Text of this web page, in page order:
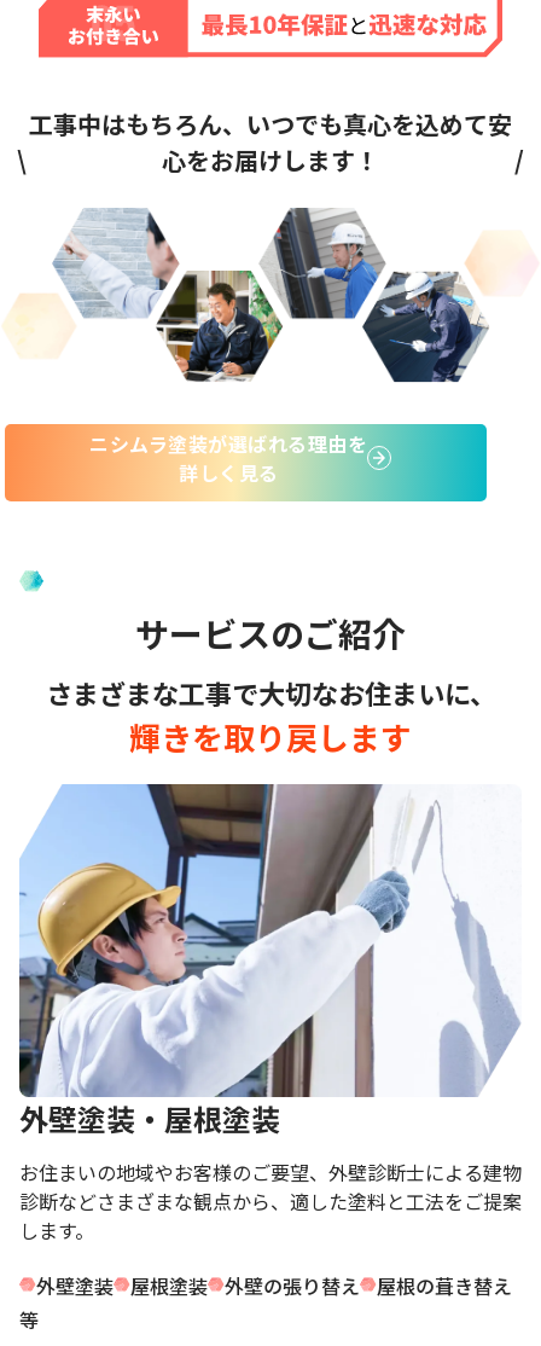
\
工事中はもちろん、いつでも真心を込めて安
心をお届けします！
/
ニシムラ塗装が選ばれる理由を
詳しく見る
サービスのご紹介
さまざまな工事で大切なお住まいに、
輝きを取り戻します
外壁塗装・屋根塗装
お住まいの地域やお客様のご要望、外壁診断士による建物
診断などさまざまな観点から、適した塗料と工法をご提案
します。
外壁塗装
屋根塗装 外壁の張り替え
屋根の葺き替え
等